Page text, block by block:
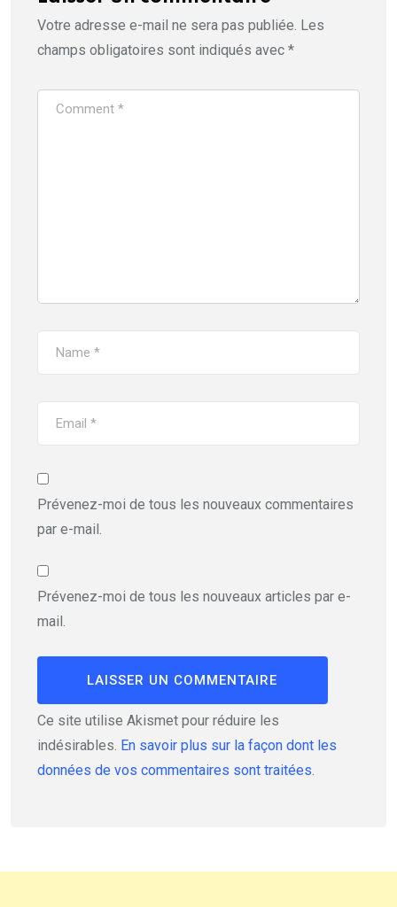
Votre adresse e-mail ne sera pas publiée. Les
champs obligatoires sont indiqués avec *
Prévenez-moi de tous les nouveaux commentaires
par e-mail.
Prévenez-moi de tous les nouveaux articles par e-
mail.
Ce site utilise Akismet pour réduire les
indésirables. En savoir plus sur la façon dont les
données de vos commentaires sont traitées